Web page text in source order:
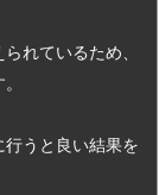
れているため、
うと良い結果を